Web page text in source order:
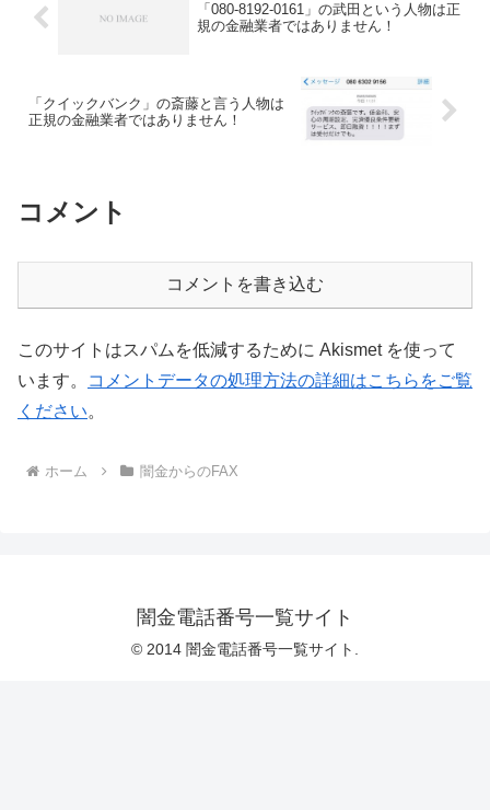
「080-8192-0161」の武田という人物は正
規の金融業者ではありません！
「クイックバンク」の斎藤と言う人物は
正規の金融業者ではありません！
コメント
コメントを書き込む
このサイトはスパムを低減するために Akismet を使って
います。
コメントデータの処理方法の詳細はこちらをご覧
ください。
ホーム 闇金からのFAX
闇金電話番号一覧サイト
© 2014 闇金電話番号一覧サイト.